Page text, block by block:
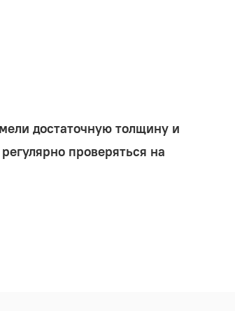
достаточную толщину и
проверяться на